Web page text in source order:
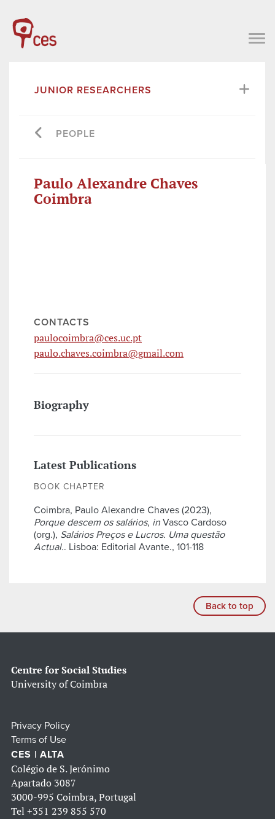
JUNIOR RESEARCHERS
PEOPLE
Paulo Alexandre Chaves
Coimbra
CONTACTS
paulocoimbra@ces.uc.pt
paulo.chaves.coimbra@gmail.com
Biography
Latest Publications
BOOK CHAPTER
Coimbra, Paulo Alexandre Chaves (2023),
Porque descem os salários, in Vasco Cardoso
(org.), Salários Preços e Lucros. Uma questão
Actual.. Lisboa: Editorial Avante., 101-118
Back to top
Centre for Social Studies
University of Coimbra
Privacy Policy
Terms of Use
CES | ALTA
Colégio de S. Jerónimo
Apartado 3087
3000-995 Coimbra, Portugal
Tel +351 239 855 570